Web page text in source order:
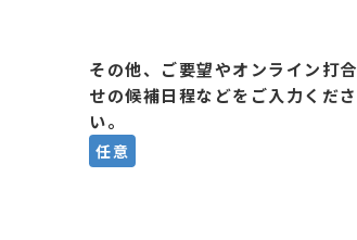
その他、ご要望やオンライン打合
せの候補日程などをご入力くださ
い。
任意